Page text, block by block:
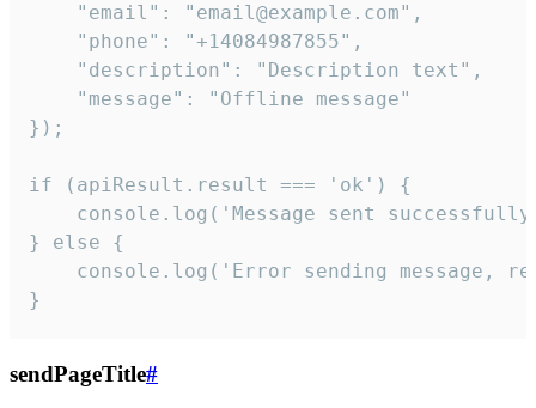
    "email": "email@example.com",
    "phone": "+14084987855",
    "description": "Description text",
    "message": "Offline message"
});
if (apiResult.result === 'ok') {
console.log('Message sent
} else {
console.log('Error sending message,
}
sendPageTitle#